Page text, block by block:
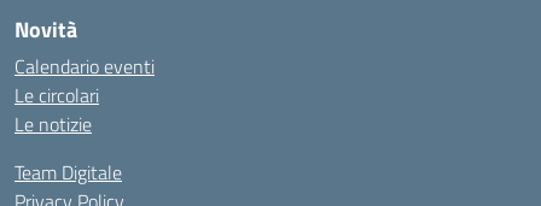
Novità
Calendario eventi
Le circolari
Le notizie
Team Digitale